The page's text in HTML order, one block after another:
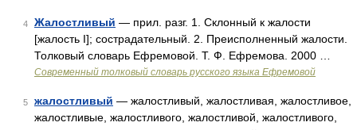
4 Жалостливый — прил. разг. 1. Склонный к жалости
[жалость I]; сострадательный. 2. Преисполненный жалости.
Толковый словарь Ефремовой. Т. Ф. Ефремова. 2000 …
Современный толковый словарь русского языка Ефремовой
5 жалостливый — жалостливый, жалостливая, жалостливое,
жалостливые, жалостливого, жалостливой, жалостливого,